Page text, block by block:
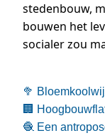
stedenbouw,
bouwen het
socialer zou
🥦
🏢
🧶 Een